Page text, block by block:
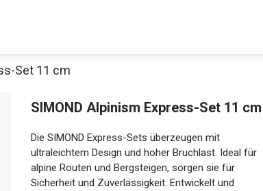
Set 11 cm
SIMOND Alpinism Express-Set 11 cm
Die SIMOND Express-Sets überzeugen mit
ultraleichtem Design und hoher Bruchlast. Ideal für
alpine Routen und Bergsteigen, sorgen sie für
Sicherheit und Zuverlässigkeit. Entwickelt und